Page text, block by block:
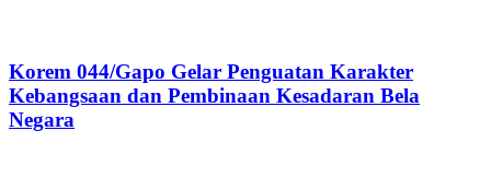
Korem 044/Gapo Gelar Penguatan Karakter
Kebangsaan dan Pembinaan Kesadaran Bela
Negara